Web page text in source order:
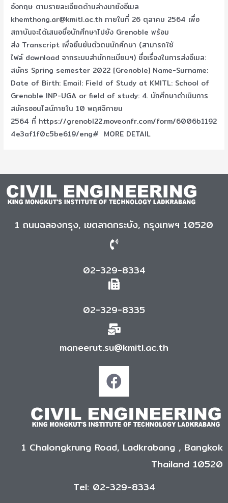
อังกฤษ ตามรายละเอียดด้านล่างมายังอีเมล
khemthong.ar@kmitl.ac.th ภายในที่ 26 ตุลาคม 2564 เพื่อ
สถาบันจะได้เสนอชื่อนักศึกษาไปยัง Grenoble พร้อม
ส่ง Transcript เพื่อยืนยันตัวตนนักศึกษา (สามารถใช้
ไฟล์ download จากระบบสำนักทะเบียนฯ) ชื่อเรื่องในการส่งอีเมล:
สมัคร Spring semester 2022 [Grenoble] Name-Surname:
Date of Birth: Email: Field of Study at KMITL: School of
Grenoble INP-UGA or field of study: 4. นักศึกษาดำเนินการ
สมัครออนไลน์ภายใน 10 พฤศจิกายน
2564 ที่ https://grenobl22.moveonfr.com/form/6006b1192
4e3af1f0c5be619/eng# MORE DETAIL
1 ถนนฉลองกรุง, เขตลาดกระบัง, กรุงเทพฯ 10520
02-329-8334
02-329-8335
maneerut.su@kmitl.ac.th
1 Chalongkrung Road, Ladkrabang , Bangkok
Thailand 10520
Tel: 02-329-8334